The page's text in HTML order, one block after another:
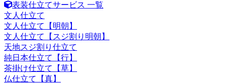
表装仕立てサービス 一覧
文人仕立て
文人仕立て【明朝】
文人仕立て【スジ割り明朝】
天地スジ割り仕立て
純日本仕立て【行】
茶掛け仕立て【草】
仏仕立て【真】